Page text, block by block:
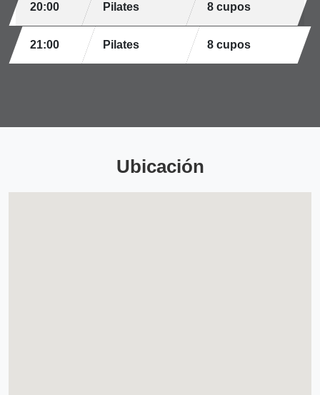
20:00 Pilates 8 cupos
21:00 Pilates 8 cupos
Ubicación